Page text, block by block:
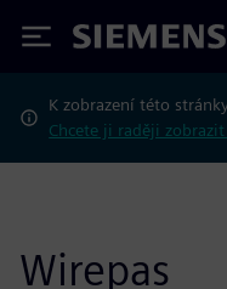
Siemens
K zobrazení této
Chcete ji raději
Wirepas